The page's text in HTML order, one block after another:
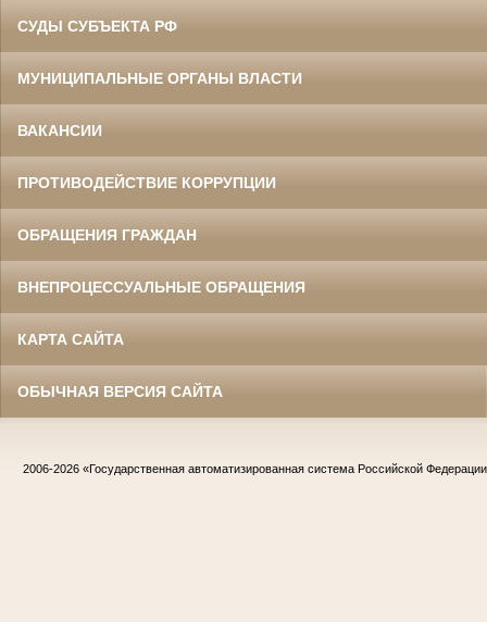
СУДЫ СУБЪЕКТА РФ
МУНИЦИПАЛЬНЫЕ ОРГАНЫ ВЛАСТИ
ВАКАНСИИ
ПРОТИВОДЕЙСТВИЕ КОРРУПЦИИ
ОБРАЩЕНИЯ ГРАЖДАН
ВНЕПРОЦЕССУАЛЬНЫЕ ОБРАЩЕНИЯ
КАРТА САЙТА
ОБЫЧНАЯ ВЕРСИЯ САЙТА
2006-2026 «Государственная автоматизированная система Российской